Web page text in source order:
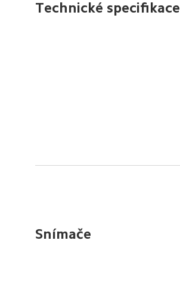
Technické specifikace
Snímače